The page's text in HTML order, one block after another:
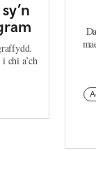
chi a’ch